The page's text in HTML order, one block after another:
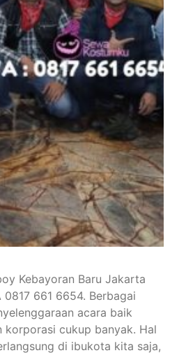
Kebayoran Baru Jakarta
0817 661 6654. Berbagai
acara baik
korporasi cukup banyak. Hal
di ibukota kita saja,